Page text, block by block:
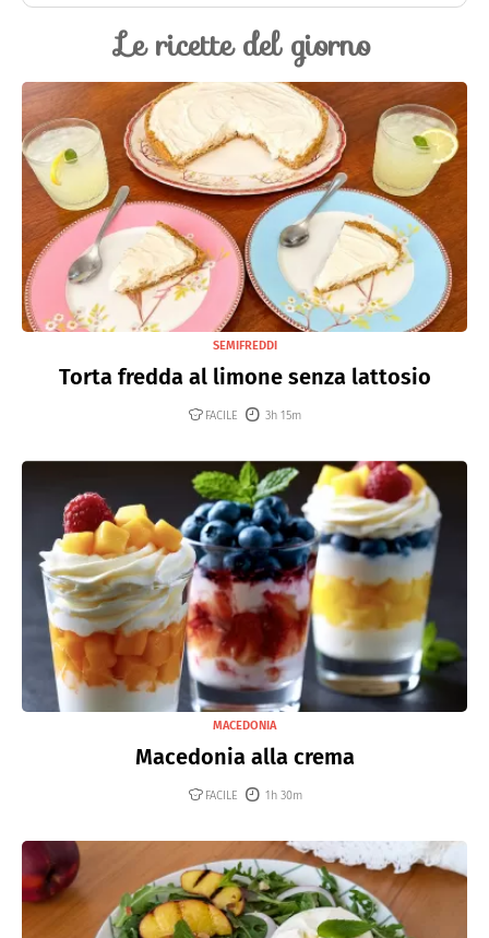
Le ricette del giorno
SEMIFREDDI
Torta fredda al limone senza lattosio
FACILE 3h 15m
MACEDONIA
Macedonia alla crema
FACILE 1h 30m